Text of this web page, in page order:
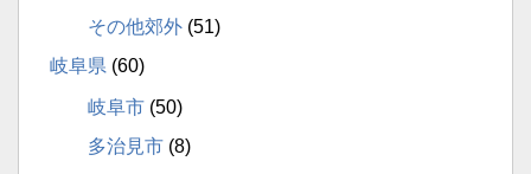
その他郊外 (51)
岐阜県 (60)
岐阜市 (50)
多治見市 (8)